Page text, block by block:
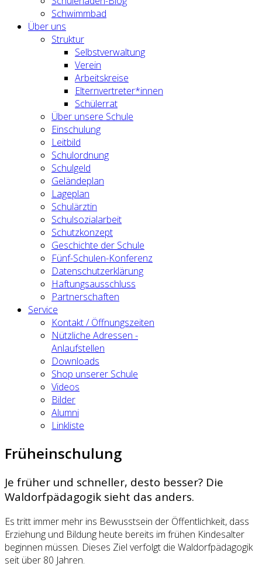
Schwimmbad
Über uns
Struktur
Selbstverwaltung
Verein
Arbeitskreise
Elternvertreter*innen
Schülerrat
Über unsere Schule
Einschulung
Leitbild
Schulordnung
Schulgeld
Geländeplan
Lageplan
Schulärztin
Schulsozialarbeit
Schutzkonzept
Geschichte der Schule
Fünf-Schulen-Konferenz
Datenschutzerklärung
Haftungsausschluss
Partnerschaften
Service
Kontakt / Öffnungszeiten
Nützliche Adressen -
Anlaufstellen
Downloads
Shop unserer Schule
Videos
Bilder
Alumni
Linkliste
Früheinschulung
Je früher und schneller, desto besser? Die
Waldorfpädagogik sieht das anders.
Es tritt immer mehr ins Bewusstsein der Öffentlichkeit, dass
Erziehung und Bildung heute bereits im frühen Kindesalter
beginnen müssen. Dieses Ziel verfolgt die Waldorfpädagogik
seit über 80 Jahren.